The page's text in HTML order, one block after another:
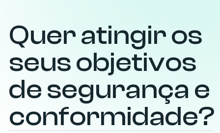
Quer atingir os
seus objetivos
de segurança e
conformidade?